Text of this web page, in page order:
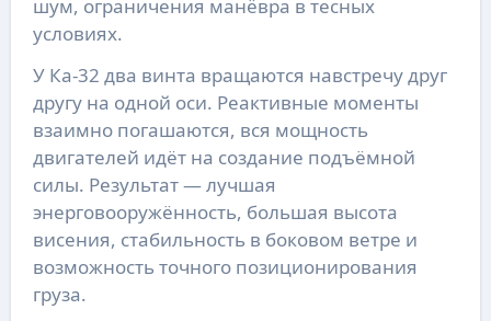
шум, ограничения манёвра в тесных
условиях.
У Ка-32 два винта вращаются навстречу друг
другу на одной оси. Реактивные моменты
взаимно погашаются, вся мощность
двигателей идёт на создание подъёмной
силы. Результат — лучшая
энерговооружённость, большая высота
висения, стабильность в боковом ветре и
возможность точного позиционирования
груза.